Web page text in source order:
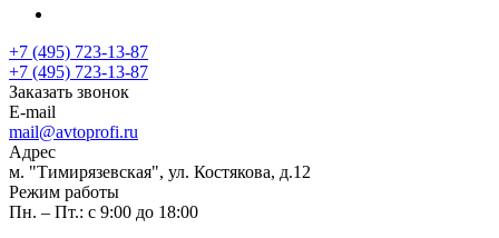
+7 (495) 723-13-87
+7 (495) 723-13-87
Заказать звонок
E-mail
mail@avtoprofi.ru
Адрес
м. "Тимирязевская", ул. Костякова, д.12
Режим работы
Пн. – Пт.: с 9:00 до 18:00